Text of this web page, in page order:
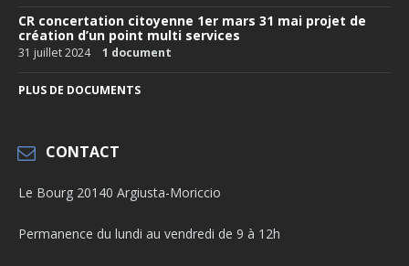
CR concertation citoyenne 1er mars 31 mai projet de
création d’un point multi services
31 juillet 2024 1 document
PLUS DE DOCUMENTS
CONTACT
Le Bourg 20140 Argiusta-Moriccio
Permanence du lundi au vendredi de 9 à 12h